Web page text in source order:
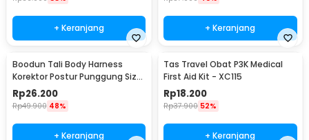
+ Keranjang + Keranjang
Boodun Tali Body Harness
Korektor Postur Punggung Size
M - BBJ-15
Rp26.200
Rp49.900 48%
+ Keranjang
Tas Travel Obat P3K Medical
First Aid Kit - XC115
Rp18.200
Rp37.900 52%
+ Keranjang